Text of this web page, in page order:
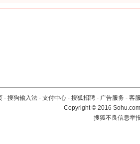
- 搜狗输入法 - 支付中心 - 搜狐招聘 - 广告服务 - 客
Copyright©2016
搜狐不良信息举